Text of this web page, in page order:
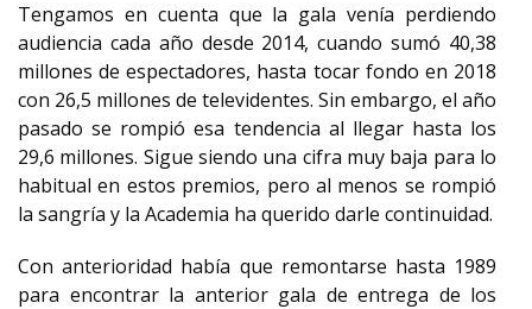
Tengamos en cuenta que la gala venía perdiendo
audiencia cada año desde 2014, cuando sumó 40,38
millones de espectadores, hasta tocar fondo en 2018
con 26,5 millones de televidentes. Sin embargo, el año
pasado se rompió esa tendencia al llegar hasta los
29,6 millones. Sigue siendo una cifra muy baja para lo
habitual en estos premios, pero al menos se rompió
la sangría y la Academia ha querido darle continuidad.
Con anterioridad había que remontarse hasta 1989
para encontrar la anterior gala de entrega de los